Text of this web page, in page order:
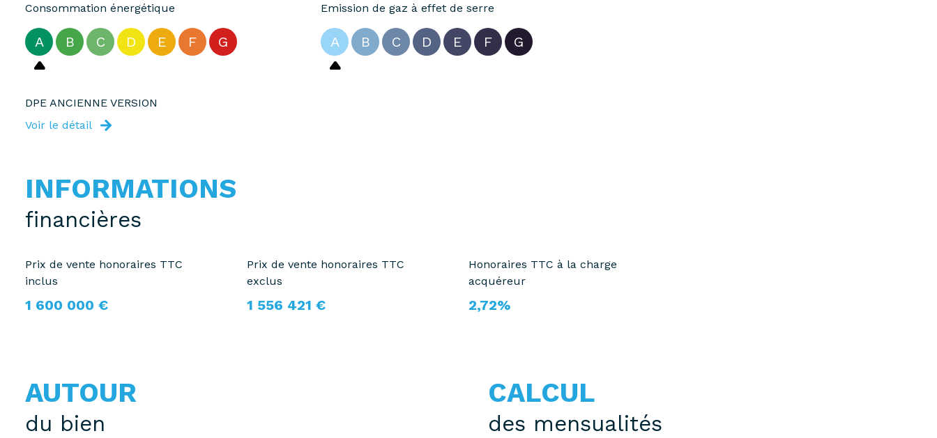
Consommation énergétique
A B C D E F G
Emission de gaz à effet de serre
A B C D E F G
DPE ANCIENNE VERSION
Voir le détail
INFORMATIONS
financières
Prix de vente honoraires TTC
inclus
1 600 000 €
Prix de vente honoraires TTC
exclus
1 556 421 €
Honoraires TTC à la charge
acquéreur
2,72%
AUTOUR
du bien
CALCUL
des mensualités